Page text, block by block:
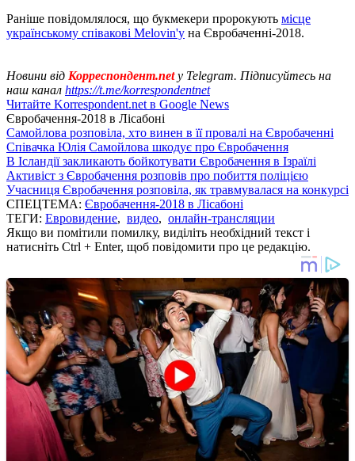
Раніше повідомлялося, що букмекери пророкують місце
українському співакові Melovin'y на Євробаченні-2018.
Новини від Корреспондент.netу Telegram. Підписуйтесь на
наш канал https://t.me/korrespondentnet
Читайте Korrespondent.net в Google News
Євробачення-2018 в Лісабоні
Самойлова розповіла, хто винен в її провалі на Євробаченні
Співачка Юлія Самойлова шкодує про Євробачення
В Ісландії закликають бойкотувати Євробачення в Ізраїлі
Активіст з Євробачення розповів про побиття поліцією
Учасниця Євробачення розповіла, як травмувалася на конкурсі
СПЕЦТЕМА: Євробачення-2018 в Лісабоні
ТЕГИ: Евровидение, видео, онлайн-трансляции
Якщо ви помітили помилку, виділіть необхідний текст і
натисніть Ctrl + Enter, щоб повідомити про це редакцію.